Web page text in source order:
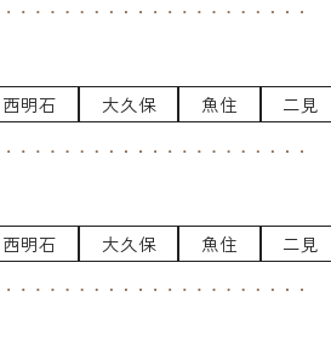
西明石 大久保 魚住 二見
西明石 大久保 魚住 二見